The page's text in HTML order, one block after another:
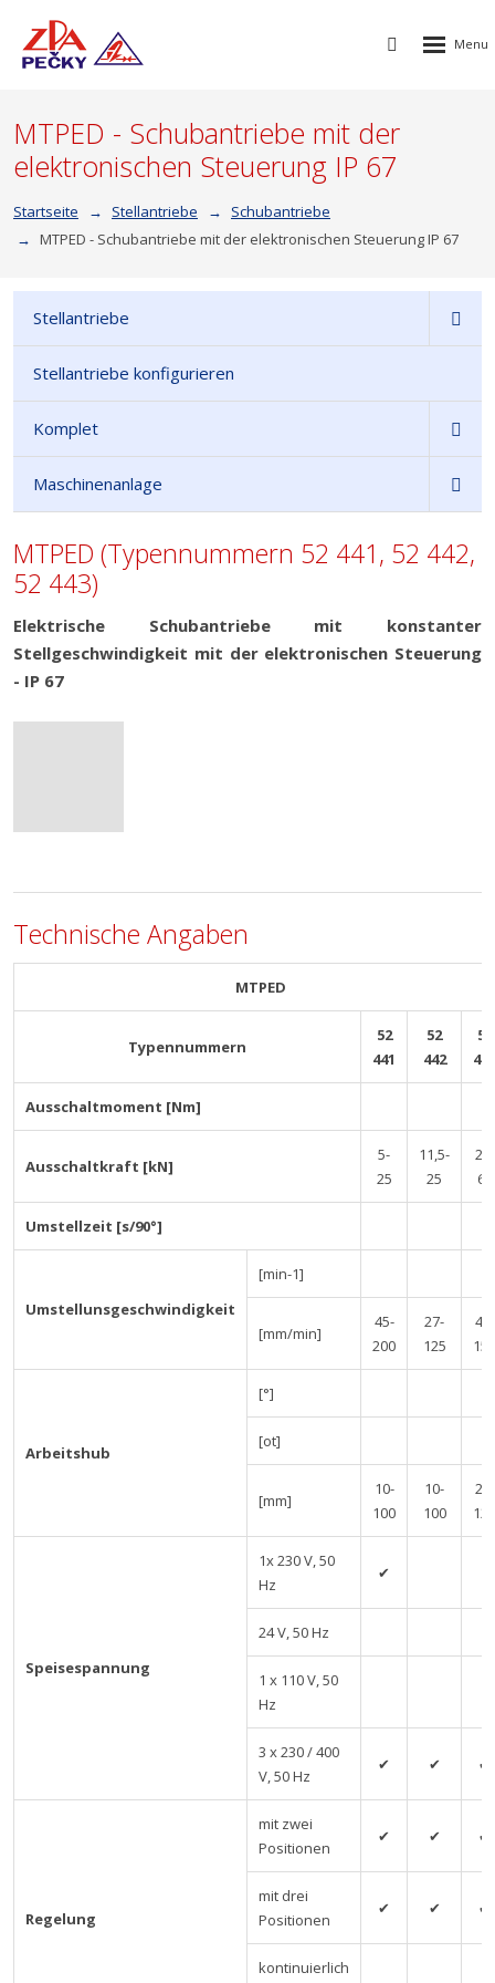
Vyhledávání
Rozbalení
MTPED - Schubantriebe mit der
elektronischen Steuerung IP 67
Startseite Stellantriebe
Schubantriebe
MTPED - Schubantriebe mit der elektronischen Steuerung IP 67
Stellantriebe
Stellantriebe konfigurieren
Komplet
Maschinenanlage
MTPED (Typennummern 52 441, 52 442,
52 443)
Elektrische Schubantriebe mit konstanter
Stellgeschwindigkeit mit der elektronischen Steuerung
- IP 67
Technische Angaben
MTPED
Typennummern
52
441
52
442
52
443
Ausschaltmoment [Nm]
Ausschaltkraft [kN]
5-
25
11,5-
25
25-
63
Umstellzeit [s/90°]
Umstellunsgeschwindigkeit
[min-1]
[mm/min]
45-
200
27-
125
45-
155
Arbeitshub
[°]
[ot]
[mm]
10-
100
10-
100
20-
120
Speisespannung
1x 230 V, 50
Hz
✔
24 V, 50 Hz
1 x 110 V, 50
Hz
3 x 230 / 400
V, 50 Hz
✔ ✔ ✔
Regelung
mit zwei
Positionen
✔ ✔ ✔
mit drei
Positionen
✔ ✔ ✔
kontinuierlich